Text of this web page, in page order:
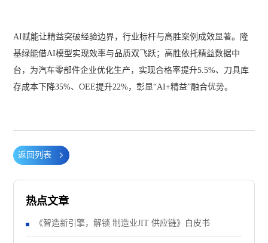
AI赋能让精益突破经验边界，行业标杆与高胜案例成效显著。隆
基绿能借AI模型实现效率与品质双飞跃；高胜依托精益数据中
台，为汽车零部件企业优化生产，实现合格率提升5.5%、刀具库
存成本下降35%、OEE提升22%，彰显“AI+精益”融合优势。
返回列表
热点文章
《智造新引擎，解锁 制造业JIT 供应链》白皮书